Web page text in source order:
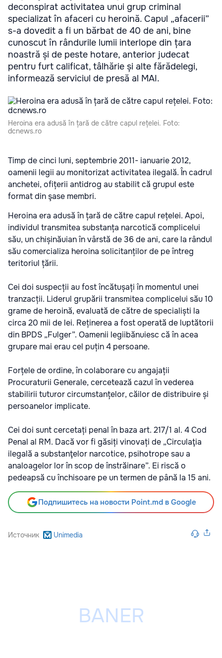
deconspirat activitatea unui grup criminal
specializat în afaceri cu heroină. Capul „afacerii”
s-a dovedit a fi un bărbat de 40 de ani, bine
cunoscut în rândurile lumii interlope din țara
noastră și de peste hotare, anterior judecat
pentru furt calificat, tâlhărie și alte fărădelegi,
informează serviciul de presă al MAI.
Heroina era adusă în țară de către capul rețelei. Foto:
dcnews.ro
Timp de cinci luni, septembrie 2011- ianuarie 2012,
oamenii legii au monitorizat activitatea ilegală. În cadrul
anchetei, ofițerii antidrog au stabilit că grupul este
format din şase membri.
Heroina era adusă în țară de către capul rețelei. Apoi,
individul transmitea substanța narcotică complicelui
său, un chișinăuian în vârstă de 36 de ani, care la rândul
său comercializa heroina solicitanților de pe întreg
teritoriul țării.
Cei doi suspecții au fost încătușați în momentul unei
tranzacții. Liderul grupării transmitea complicelui său 10
grame de heroină, evaluată de către de specialiști la
circa 20 mii de lei. Reținerea a fost operată de luptătorii
din BPDS „Fulger”. Oamenii legiibănuiesc că în acea
grupare mai erau cel puțin 4 persoane.
Forțele de ordine, în colaborare cu angajații
Procuraturii Generale, cercetează cazul în vederea
stabilirii tuturor circumstanțelor, căilor de distribuire și
persoanelor implicate.
Cei doi sunt cercetați penal în baza art. 217/1 al. 4 Cod
Penal al RM. Dacă vor fi găsiți vinovați de „Circulaţia
ilegală a substanţelor narcotice, psihotrope sau a
analoagelor lor în scop de înstrăinare”. Ei riscă o
pedeapsă cu închisoare pe un termen de până la 15 ani.
Подпишитесь на новости Point.md в Google
Источник Unimedia